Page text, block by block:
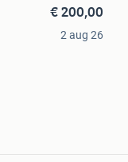
€ 200,00
2 aug 26